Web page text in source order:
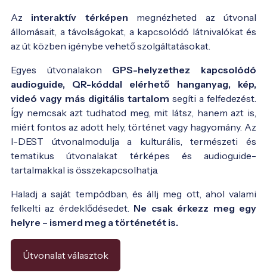
Az interaktív térképen megnézheted az útvonal
állomásait, a távolságokat, a kapcsolódó látnivalókat és
az út közben igénybe vehető szolgáltatásokat.
Egyes útvonalakon GPS-helyzethez kapcsolódó
audioguide, QR-kóddal elérhető hanganyag, kép,
videó vagy más digitális tartalom segíti a felfedezést.
Így nemcsak azt tudhatod meg, mit látsz, hanem azt is,
miért fontos az adott hely, történet vagy hagyomány. Az
I-DEST útvonalmodulja a kulturális, természeti és
tematikus útvonalakat térképes és audioguide-
tartalmakkal is összekapcsolhatja.
Haladj a saját tempódban, és állj meg ott, ahol valami
felkelti az érdeklődésedet. Ne csak érkezz meg egy
helyre – ismerd meg a történetét is.
Útvonalat választok